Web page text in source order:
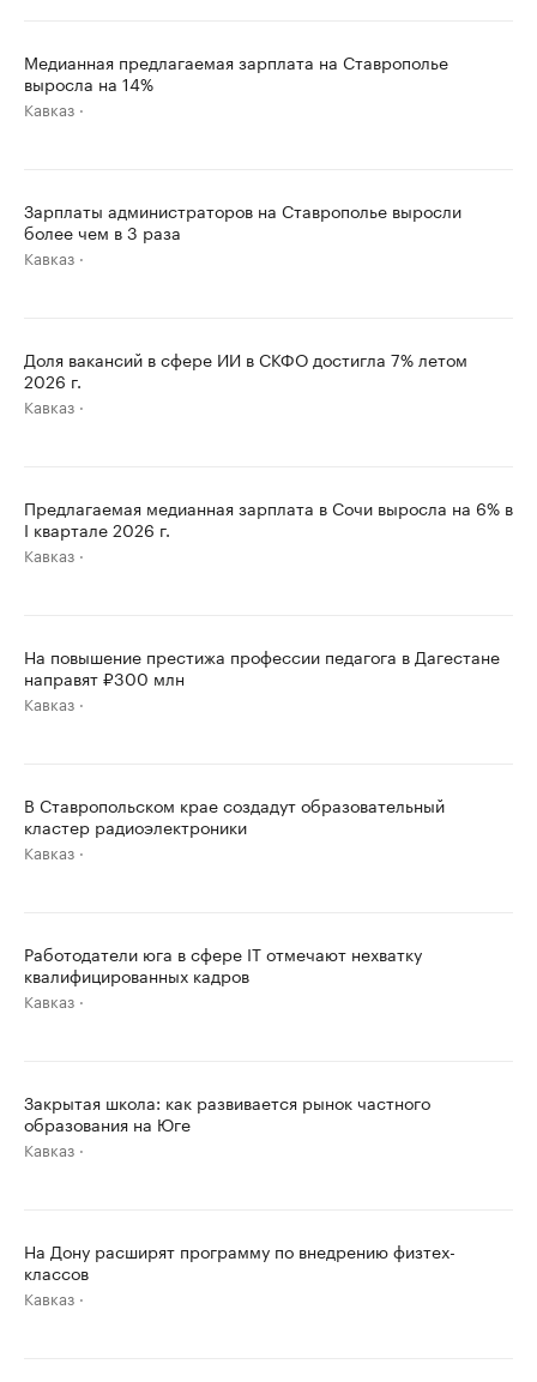
Медианная предлагаемая зарплата на Ставрополье
выросла на 14%
Кавказ
Зарплаты администраторов на Ставрополье выросли
более чем в 3 раза
Кавказ
Доля вакансий в сфере ИИ в СКФО достигла 7% летом
2026 г.
Кавказ
Предлагаемая медианная зарплата в Сочи выросла на 6% в
I квартале 2026 г.
Кавказ
На повышение престижа профессии педагога в Дагестане
направят ₽300 млн
Кавказ
В Ставропольском крае создадут образовательный
кластер радиоэлектроники
Кавказ
Работодатели юга в сфере IT отмечают нехватку
квалифицированных кадров
Кавказ
Закрытая школа: как развивается рынок частного
образования на Юге
Кавказ
На Дону расширят программу по внедрению физтех-
классов
Кавказ